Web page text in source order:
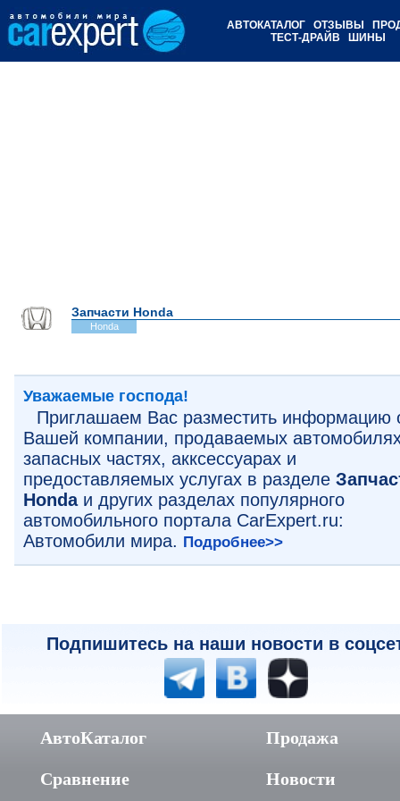
АВТОКАТАЛОГ ОТЗЫВЫ
ТЕСТ-ДРАЙВ
ШИНЫ
Запчасти Honda
Honda
Уважаемые господа!
Приглашаем Вас разместить информацию
Вашей компании, продаваемых
запасных частях, акксессуарах и
предоставляемых услугах в разделе
Hondaи других разделах популярного
автомобильного портала CarExpert.ru:
Автомобили мира. Подробнее>>
Подпишитесь на наши новости в
АвтоКаталог
Сравнение
Продажа
Новости